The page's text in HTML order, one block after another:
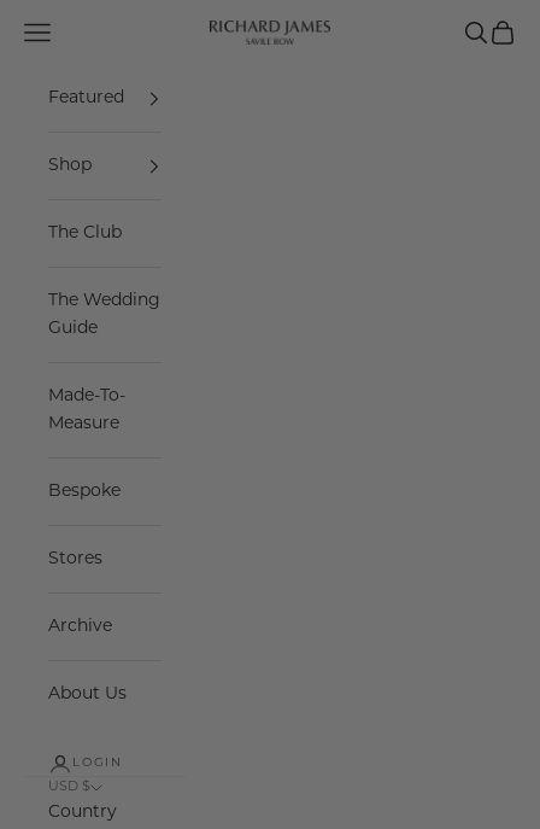
Richard James Savile Row
Navigation menu Search
Cart
Featured
Shop
The Club
The Wedding
Guide
Made-To-
Measure
Bespoke
Stores
Archive
About Us
LOGIN
USD $
Country